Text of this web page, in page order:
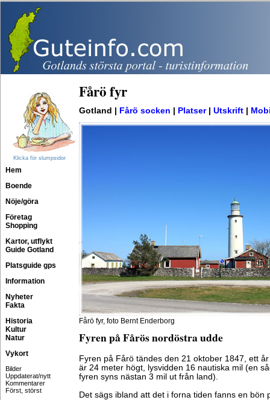
Klicka för slumpsidor
Hem
Boende
Nöje/göra
Företag
Shopping
Kartor, utflykt
Guide Gotland
Platsguide gps
Information
Nyheter
Fakta
Historia
Kultur
Natur
Vykort
Bilder
Uppdaterat/nytt
Kommentarer
Först, störst
Fårö fyr
Gotland | Fårö socken Platser| Utskrift
Fårö fyr, foto Bernt Enderborg
Fyren på Fårös nordöstra udde
Fyren på Fårö tändes den 21 oktober 1847, ett
är 24 meter högt, lysvidden 16 nautiska mil (en
fyren syns nästan 3 mil ut från land).
Det sägs ibland att det i forna tiden fanns en bön